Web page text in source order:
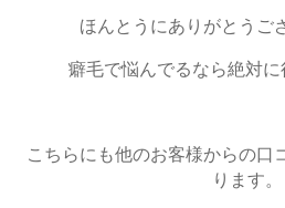
ほんとうにありがとうご
癖毛で悩んでるなら絶対に
こちらにも他のお客様からの口
ります。